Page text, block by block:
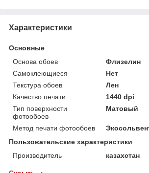
Характеристики
Основные
Основа обоев
Флизелин
Самоклеющиеся
Нет
Текстура обоев
Лен
Качество печати
1440 dpi
Тип поверхности
фотообоев
Матовый
Метод печати фотообоев
Пользовательские характеристики
Производитель
казахстан